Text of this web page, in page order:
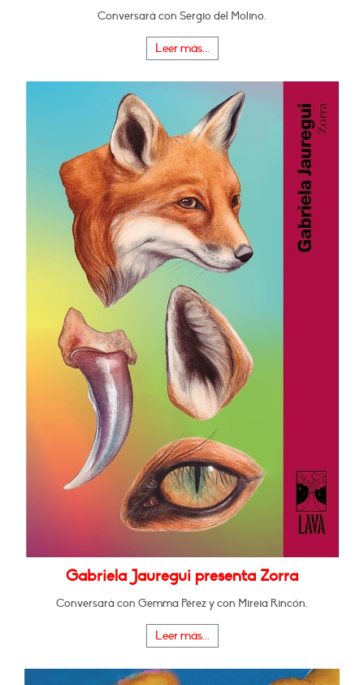
Conversará con Sergio del Molino.
Leer más...
Gabriela Jauregui presenta Zorra
Conversará con Gemma Pérez y con Mireia Rincón.
Leer más...